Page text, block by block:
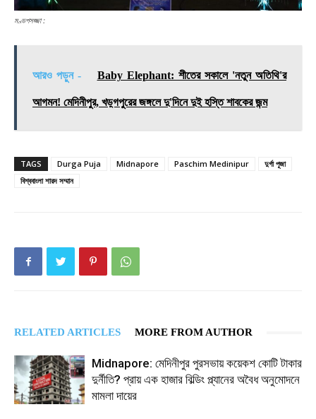
মণ্ডপসজ্জা :
আরও পড়ুন - Baby Elephant: শীতের সকালে 'নতুন অতিথি'র
আগমন! মেদিনীপুর, খড়্গপুরের জঙ্গলে দু'দিনে দুই হস্তি শাবকের জন্ম
TAGS Durga Puja Midnapore Paschim Medinipur
দুর্গা পূজা
বিশ্ববাংলা শারদ সম্মান
RELATED ARTICLES MORE FROM AUTHOR
Midnapore: মেদিনীপুর পুরসভায় কয়েকশ কোটি টাকার
দুর্নীতি? প্রায় এক হাজার বিল্ডিং প্ল্যানের অবৈধ অনুমোদনে
মামলা দায়ের